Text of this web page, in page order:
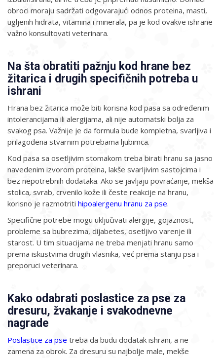
obroci moraju sadržati odgovarajući odnos proteina, masti,
ugljenih hidrata, vitamina i minerala, pa je kod ovakve ishrane
važno konsultovati veterinara.
Na šta obratiti pažnju kod hrane bez
žitarica i drugih specifičnih potreba u
ishrani
Hrana bez žitarica može biti korisna kod pasa sa određenim
intolerancijama ili alergijama, ali nije automatski bolja za
svakog psa. Važnije je da formula bude kompletna, svarljiva i
prilagođena stvarnim potrebama ljubimca.
Kod pasa sa osetljivim stomakom treba birati hranu sa jasno
navedenim izvorom proteina, lakše svarljivim sastojcima i
bez nepotrebnih dodataka. Ako se javljaju povraćanje, mekša
stolica, svrab, crvenilo kože ili česte reakcije na hranu,
korisno je razmotriti hipoalergenu hranu za pse.
Specifične potrebe mogu uključivati alergije, gojaznost,
probleme sa bubrezima, dijabetes, osetljivo varenje ili
starost. U tim situacijama ne treba menjati hranu samo
prema iskustvima drugih vlasnika, već prema stanju psa i
preporuci veterinara.
Kako odabrati poslastice za pse za
dresuru, žvakanje i svakodnevne
nagrade
Poslastice za pse treba da budu dodatak ishrani, a ne
zamena za obrok. Za dresuru su najbolje male, mekše